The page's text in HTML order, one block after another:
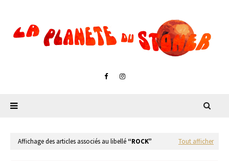
Affichage des articles associés au libellé ROCK Tout afficher